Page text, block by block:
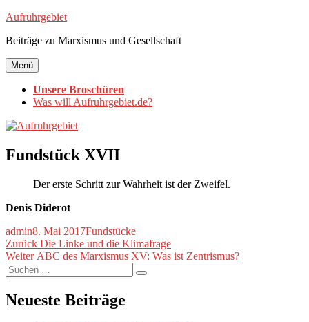
Zum
springen
Aufruhrgebiet
Beiträge zu Marxismus und Gesellschaft
Menü
Unsere Broschüren
Was will Aufruhrgebiet.de?
Fundstück XVII
Der erste Schritt zur Wahrheit ist der Zweifel.
Denis Diderot
Autor
adminVeröffentlicht
am
8. Mai 2017Kategorien
Fundstücke
Beitragsnavigation
Zurück Vorheriger
Beitrag:
Die Linke und die Klimafrage
Weiter Nächster
Beitrag:
ABC des Marxismus XV: Was ist Zentrismus?
Suche
nach:
Suchen
Neueste Beiträge